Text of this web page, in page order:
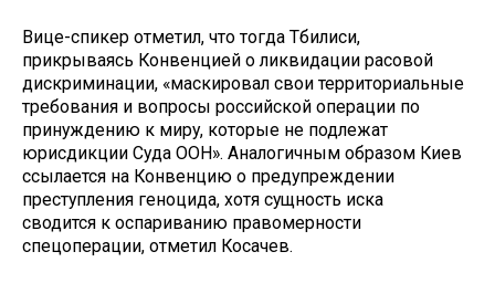
Вице-спикер отметил, что тогда Тбилиси,
прикрываясь Конвенцией о ликвидации расовой
дискриминации, «маскировал свои территориальные
требования и вопросы российской операции по
принуждению к миру, которые не подлежат
юрисдикции Суда ООН». Аналогичным образом Киев
ссылается на Конвенцию о предупреждении
преступления геноцида, хотя сущность иска
сводится к оспариванию правомерности
спецоперации, отметил Косачев.